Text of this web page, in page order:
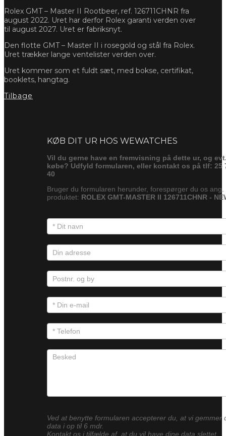
Rolex GMT – Master II Rootbeer, ref. 126711CHNR fra
august 2022. Uret har derfor Rolex garanti verden over
til august 2027. Uret er fabriksnyt.
Den flotte GMT – Master II i rosegold og stål fra Rolex.
Uret trækker lange ventelister verden over.
Uret kommer som et fuldt sæt, med bokse, certifikat,
booklets, hangtag.
Tilbage
KØB DIT UR HOS WEWATCHES
Vil du gerne have en fremvisning på dette ur, og
købe? Udfyld formularen, eller kontakt os på tlf: 25
40
Bruger du formularen herunder, forespørger du os ang.
produktet: ROLEX GMT-MASTER II 126711CHNR -
Ved at benytte formularen accepterer du, at vi gemmer
data i op til 6 mdr.
Kontakt os i tilfælde af, at du vil have dine data slettet.